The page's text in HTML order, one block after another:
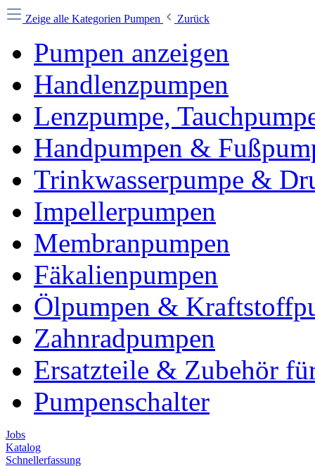
Zeige alle Kategorien Pumpen Zurück
Pumpen anzeigen
Handlenzpumpen
Lenzpumpe,
Handpumpen &
Trinkwasserpumpe &
Impellerpumpen
Membranpumpen
Fäkalienpumpen
Ölpumpen &
Zahnradpumpen
Ersatzteile & Zubehör
Pumpenschalter
Jobs
Katalog
Schnellerfassung